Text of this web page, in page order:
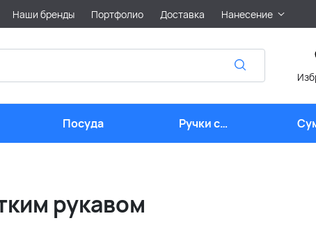
Наши бренды Портфолио Доставка Нанесение
Посуда
Ручки с
логотипом
рукавом